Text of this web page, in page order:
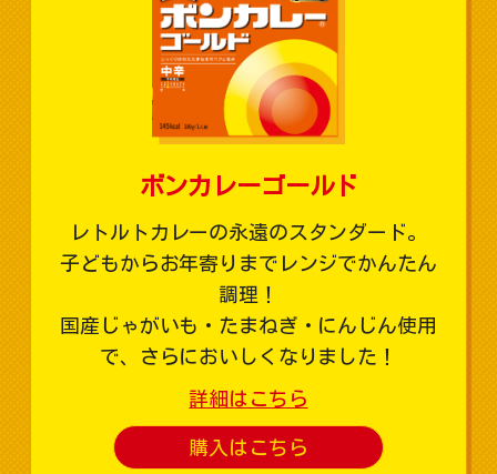
ボンカレーゴールド
レトルトカレーの永遠のスタンダード。
子どもからお年寄りまでレンジでかんたん
調理！
国産じゃがいも・たまねぎ・にんじん使用
で、さらにおいしくなりました！
詳細はこちら
購入はこちら